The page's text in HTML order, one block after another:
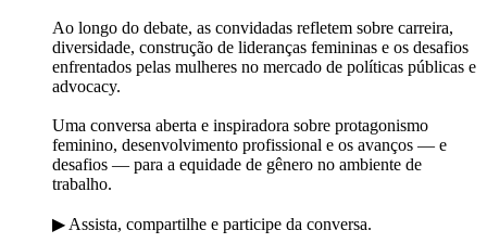
Ao longo do debate, as convidadas refletem sobre carreira,
diversidade, construção de lideranças femininas e os desafios
enfrentados pelas mulheres no mercado de políticas públicas e
advocacy.
Uma conversa aberta e inspiradora sobre protagonismo
feminino, desenvolvimento profissional e os avanços — e
desafios — para a equidade de gênero no ambiente de
trabalho.
▶ Assista, compartilhe e participe da conversa.